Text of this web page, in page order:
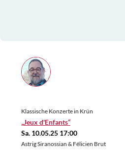
Klassische Konzerte in Krün
„Jeux d'Enfants“
Sa. 10.05.25 17:00
Astrig Siranossian & Félicien Brut